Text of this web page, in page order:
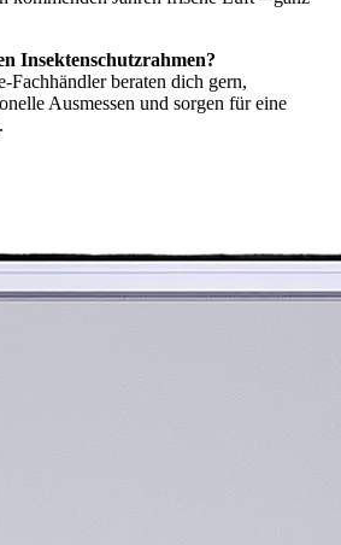
Insektenschutzrahmen?
Fachhändler beraten dich gern,
Ausmessen und sorgen für eine